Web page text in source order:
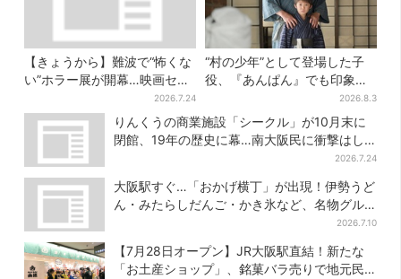
【きょうから】難波で“怖くな
い”ホラー展が開幕…映画セッ
トのなかに入って、怪異も触
り放題！？
2026.7.24
“村の少年”として登場した子
役、『あんぱん』でも印象的
だった…視聴者驚き「どうり
で演技上手だと」
2026.8.3
りんくうの商業施設「シークル」が10月末に
閉館、19年の歴史に幕…南大阪民に衝撃はし
2026.7.24
大阪駅すぐ…「おかげ横丁」が出現！伊勢うど
ん・みたらしだんご・かき氷など、名物グル
2026.7.10
【7月28日オープン】JR大阪駅直結！新たな
「お土産ショップ」、銘菓バラ売りで地元民